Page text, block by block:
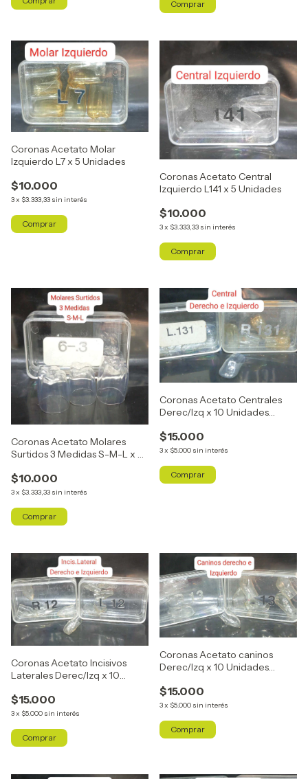
Coronas Acetato Molar
Izquierdo L7 x 5 Unidades
$10.000
3x $3.333,33 sin interés
Coronas Acetato Central
Izquierdo L141 x 5 Unidades
$10.000
3x $3.333,33 sin interés
Coronas Acetato Molares
Surtidos 3 Medidas S-M-L x 6
$10.000
3x $3.333,33 sin interés
Coronas Acetato Centrales
Derec/Izq x 10 Unidades
$15.000
3x $5.000 sin interés
Coronas Acetato Incisivos
Laterales Derec/Izq x 10
$15.000
3x $5.000 sin interés
Coronas Acetato caninos
Derec/Izq x 10 Unidades
$15.000
3x $5.000 sin interés